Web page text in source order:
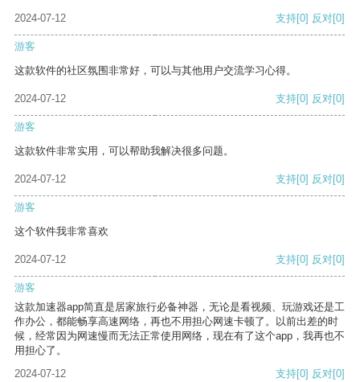
2024-07-12
支持[0] 反对[0]
游客
这款软件的社区氛围非常好，可以与其他用户交流学习心得。
2024-07-12 支持[0] 反对[0]
游客
这款软件非常实用，可以帮助我解决很多问题。
2024-07-12 支持[0] 反对[0]
游客
这个软件我非常喜欢
2024-07-12 支持[0] 反对[0]
游客
这款加速器app简直是居家旅行必备神器，无论是看视频、玩游戏还是工
作办公，都能畅享高速网络，再也不用担心网速卡顿了。以前出差的时
候，经常因为网速慢而无法正常使用网络，现在有了这个app，我再也不
用担心了。
2024-07-12
支持[0] 反对[0]